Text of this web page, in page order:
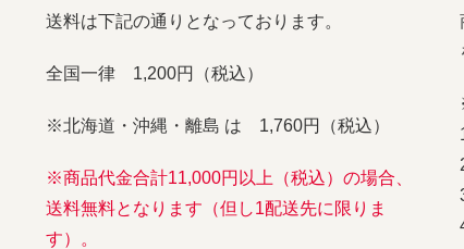
送料は下記の通りとなっております。
全国一律 1,200円（税込）
※北海道・沖縄・離島 は 1,760円（税込）
※商品代金合計11,000円以上（税込）の場合、
送料無料となります（但し1配送先に限りま
す）。